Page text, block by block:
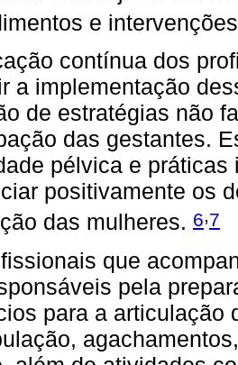
e
contínua dos
a implementação
de estratégias não
das gestantes.
pélvica e
positivamente os
das mulheres. 6,7
que
pela
para a articulação